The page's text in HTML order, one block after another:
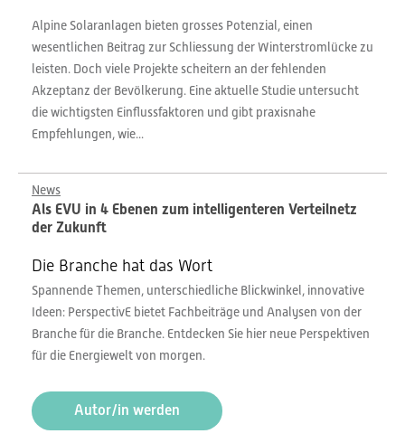
Alpine Solaranlagen bieten grosses Potenzial, einen
wesentlichen Beitrag zur Schliessung der Winterstromlücke zu
leisten. Doch viele Projekte scheitern an der fehlenden
Akzeptanz der Bevölkerung. Eine aktuelle Studie untersucht
die wichtigsten Einflussfaktoren und gibt praxisnahe
Empfehlungen, wie...
News
Als EVU in 4 Ebenen zum intelligenteren Verteilnetz
der Zukunft
Die Branche hat das Wort
Spannende Themen, unterschiedliche Blickwinkel, innovative
Ideen: PerspectivE bietet Fachbeiträge und Analysen von der
Branche für die Branche. Entdecken Sie hier neue Perspektiven
für die Energiewelt von morgen.
Autor/in werden